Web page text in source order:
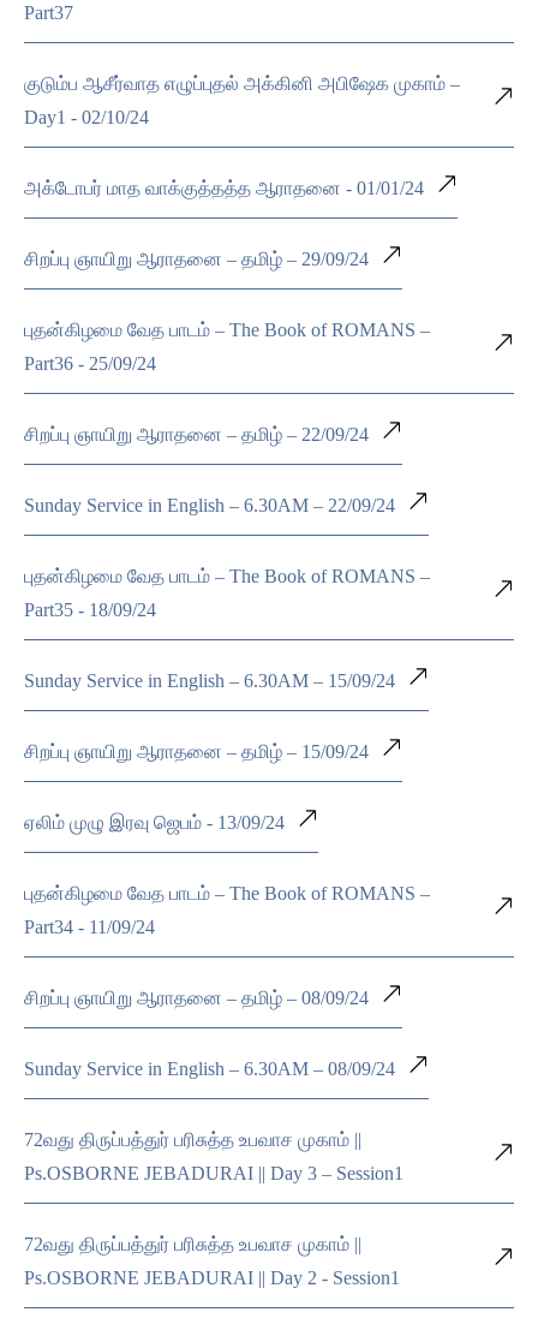
Part37
குடும்ப ஆசீர்வாத எழுப்புதல் அக்கினி அபிஷேக முகாம் –
Day1 - 02/10/24
அக்டோபர் மாத வாக்குத்தத்த ஆராதனை - 01/01/24
சிறப்பு ஞாயிறு ஆராதனை – தமிழ் – 29/09/24
புதன்கிழமை வேத பாடம் – The Book of ROMANS –
Part36 - 25/09/24
சிறப்பு ஞாயிறு ஆராதனை – தமிழ் – 22/09/24
Sunday Service in English – 6.30AM – 22/09/24
புதன்கிழமை வேத பாடம் – The Book of ROMANS –
Part35 - 18/09/24
Sunday Service in English – 6.30AM – 15/09/24
சிறப்பு ஞாயிறு ஆராதனை – தமிழ் – 15/09/24
ஏலிம் முழு இரவு ஜெபம் - 13/09/24
புதன்கிழமை வேத பாடம் – The Book of ROMANS –
Part34 - 11/09/24
சிறப்பு ஞாயிறு ஆராதனை – தமிழ் – 08/09/24
Sunday Service in English – 6.30AM – 08/09/24
72வது திருப்பத்துர் பரிசுத்த உபவாச முகாம் ||
Ps.OSBORNE JEBADURAI || Day 3 – Session1
72வது திருப்பத்துர் பரிசுத்த உபவாச முகாம் ||
Ps.OSBORNE JEBADURAI || Day 2 - Session1